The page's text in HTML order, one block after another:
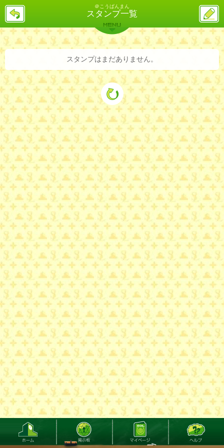
＠こうぱんまん
スタンプ一覧
戻
ス
投
稿
バックナンバー 詳細検索 ランキング
MENU
スタンプはまだありません。